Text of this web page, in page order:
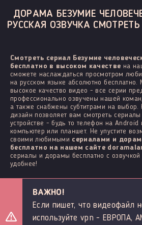
ДОРАМА БЕЗУМИЕ
РУССКАЯ ОЗВУЧКА
Смотреть сериал Безумие
бесплатно в высоком качестве на
сможете наслаждаться просмотром
на русском языке абсолютно бесплатно.
высокое качество видео - все серии
профессионально озвучены нашей
а также снабжены субтитрами на выбор.
дизайн позволяет вам смотреть
устройстве - будь то телефон на Android
компьютер или планшет. Не упустите
своими любимыми сериалами и
бесплатно на нашем сайте
сериалы и дорамы бесплатно с
удобнее!
ВАЖНО!
Если пишет, что видеофайл
используйте vpn - ЕВРОПА,